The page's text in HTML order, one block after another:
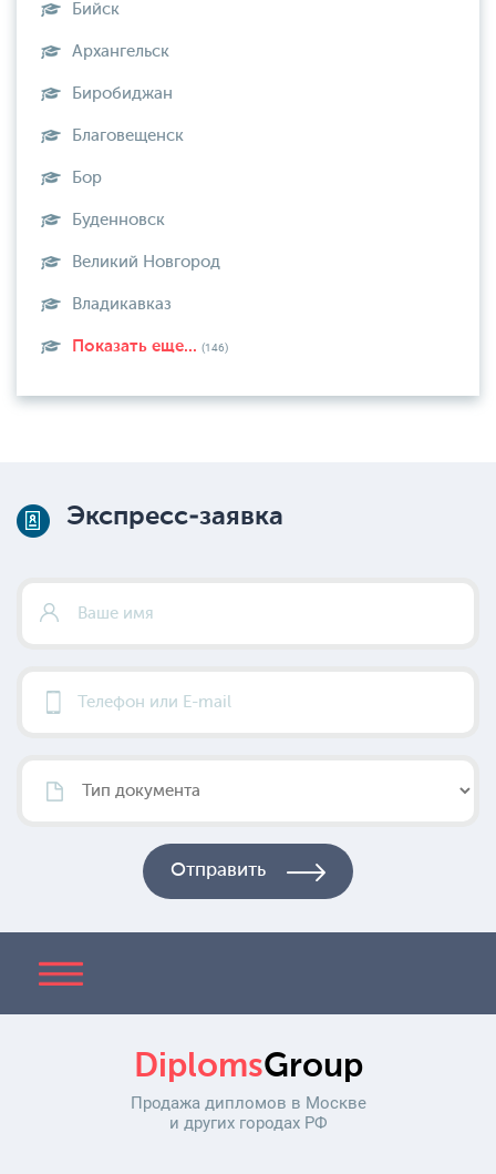
Бийск
Архангельск
Биробиджан
Благовещенск
Бор
Буденновск
Великий Новгород
Владикавказ
Показать еще... (146)
Экспресс-заявка
DiplomsGroup
Продажа дипломов в Москве
и других городах РФ